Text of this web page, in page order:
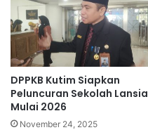
DPPKB Kutim Siapkan
Peluncuran Sekolah Lansia
Mulai 2026
November 24, 2025